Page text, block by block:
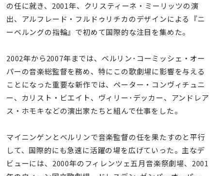
の任に就き、2001年、クリスティーネ・ミーリッツの演
出、アルフレード・フルドゥリチカのデザインによる『ニ
ーベルングの指輪』で初めて国際的な注目を集めた。
2002年から2007年までは、ベルリン･コーミッシェ・オー
パーの音楽総監督を務め、特にこの歌劇場に影響を与える
ことになった重要な新作では、ペーター・コンヴィチュニ
ー、カリスト・ビエイト、ヴィリー･デッカー、アンドレア
ス・ホモキなどの演出家たちと組んで仕事をした。
マイニンゲンとベルリンで音楽監督の任を果たすのと平行
して、国際的にも急速に活躍の場を広げていった。主なデ
ビューには、2000年のフィレンツェ五月音楽祭劇場、2001